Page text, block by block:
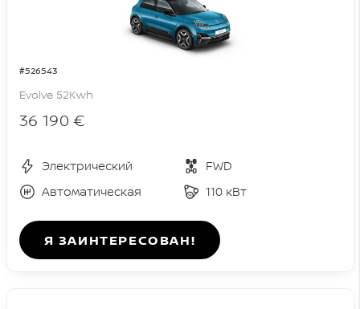
#526543
Evolve 52Kwh
36 190 €
Электрический
FWD
Автоматическая
110 кВт
Я ЗАИНТЕРЕСОВАН!